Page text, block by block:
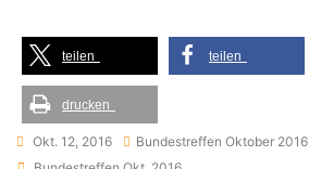
teilen teilen
drucken
Okt. 12, 2016 Bundestreffen Oktober 2016